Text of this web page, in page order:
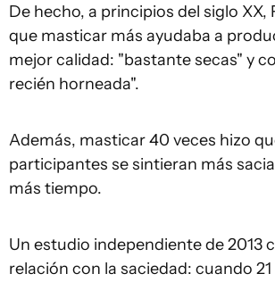
De hecho, a principios del siglo XX,
que masticar más ayudaba a
mejor calidad: "bastante secas" y
recién horneada".
Además, masticar 40 veces hizo
participantes se sintieran más
más tiempo.
Un estudio independiente de 2013
relación con la saciedad: cuando